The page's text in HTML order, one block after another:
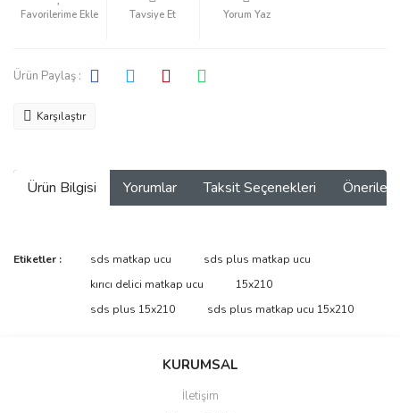
Tavsiye Et Yorum Yaz
Ürün Paylaş :
Karşılaştır
Ürün Bilgisi Yorumlar Taksit Seçenekleri
Bu ürüne ilk yorumu siz yapın!
Bu ürünün fiyat bilgisi, resim, ürün açıklamalarında ve diğer
tarafımıza iletebilirsiniz.
Görüş ve önerileriniz için teşekkür ederiz.
Ürün bilgilerinde hatalar bulunuyor.
Etiketler : sds matkap ucu
sds plus matkap ucu
kırıcı delici matkap ucu
15x210
sds plus 15x210
sds plus matkap ucu 15x210
KURUMSAL
İletişim